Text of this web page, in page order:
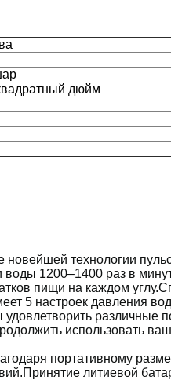
дюйм
новейшей технологии
воды 1200–1400 раз в
пищи на каждом
5 настроек давления
различные
использовать
портативному
литиевой